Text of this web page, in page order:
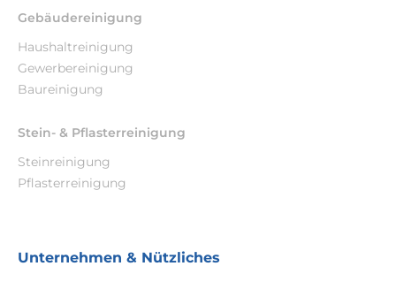
Gebäudereinigung
Haushaltreinigung
Gewerbereinigung
Baureinigung
Stein- & Pflasterreinigung
Steinreinigung
Pflasterreinigung
Unternehmen & Nützliches